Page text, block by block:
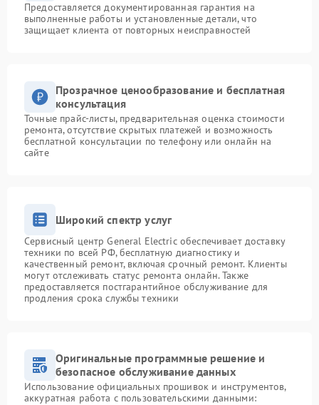
Предоставляется документированная гарантия на
выполненные работы и установленные детали, что
защищает клиента от повторных неисправностей
Прозрачное ценообразование и бесплатная
консультация
Точные прайс-листы, предварительная оценка стоимости
ремонта, отсутствие скрытых платежей и возможность
бесплатной консультации по телефону или онлайн на
сайте
Широкий спектр услуг
Сервисный центр General Electric обеспечивает доставку
техники по всей РФ, бесплатную диагностику и
качественный ремонт, включая срочный ремонт. Клиенты
могут отслеживать статус ремонта онлайн. Также
предоставляется постгарантийное обслуживание для
продления срока службы техники
Оригинальные программные решение и
безопасное обслуживание данных
Использование официальных прошивок и инструментов,
аккуратная работа с пользовательскими данными: